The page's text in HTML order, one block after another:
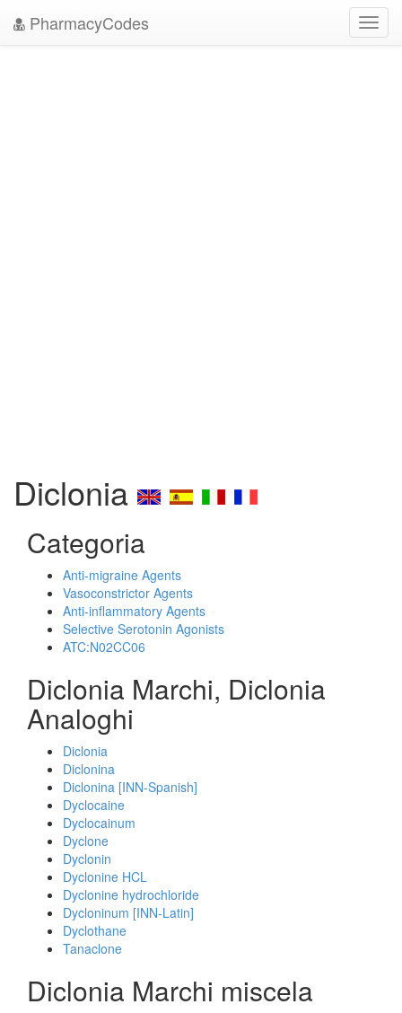
PharmacyCodes
Diclonia
Categoria
Anti-migraine Agents
Vasoconstrictor Agents
Anti-inflammatory Agents
Selective Serotonin Agonists
ATC:N02CC06
Diclonia Marchi, Diclonia
Analoghi
Diclonia
Diclonina
Diclonina [INN-Spanish]
Dyclocaine
Dyclocainum
Dyclone
Dyclonin
Dyclonine HCL
Dyclonine hydrochloride
Dycloninum [INN-Latin]
Dyclothane
Tanaclone
Diclonia Marchi miscela